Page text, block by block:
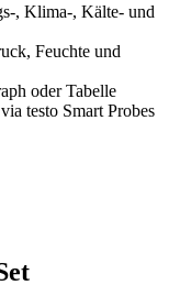
, Klima-, Kälte- und
Feuchte und
oder Tabelle
testo Smart Probes